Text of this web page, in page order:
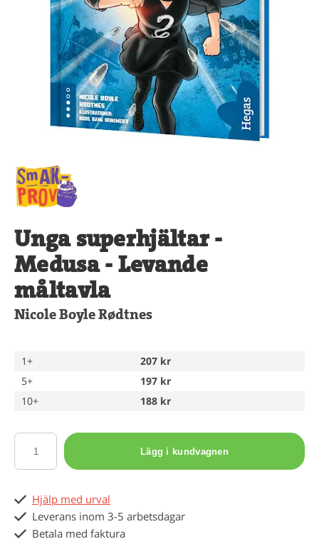
Unga superhjältar -
Medusa - Levande
måltavla
Nicole Boyle Rødtnes
1+
207 kr
5+
197 kr
10+
188 kr
Lägg i kundvagnen
Hjälp med urval
Leverans inom 3-5 arbetsdagar
Betala med faktura